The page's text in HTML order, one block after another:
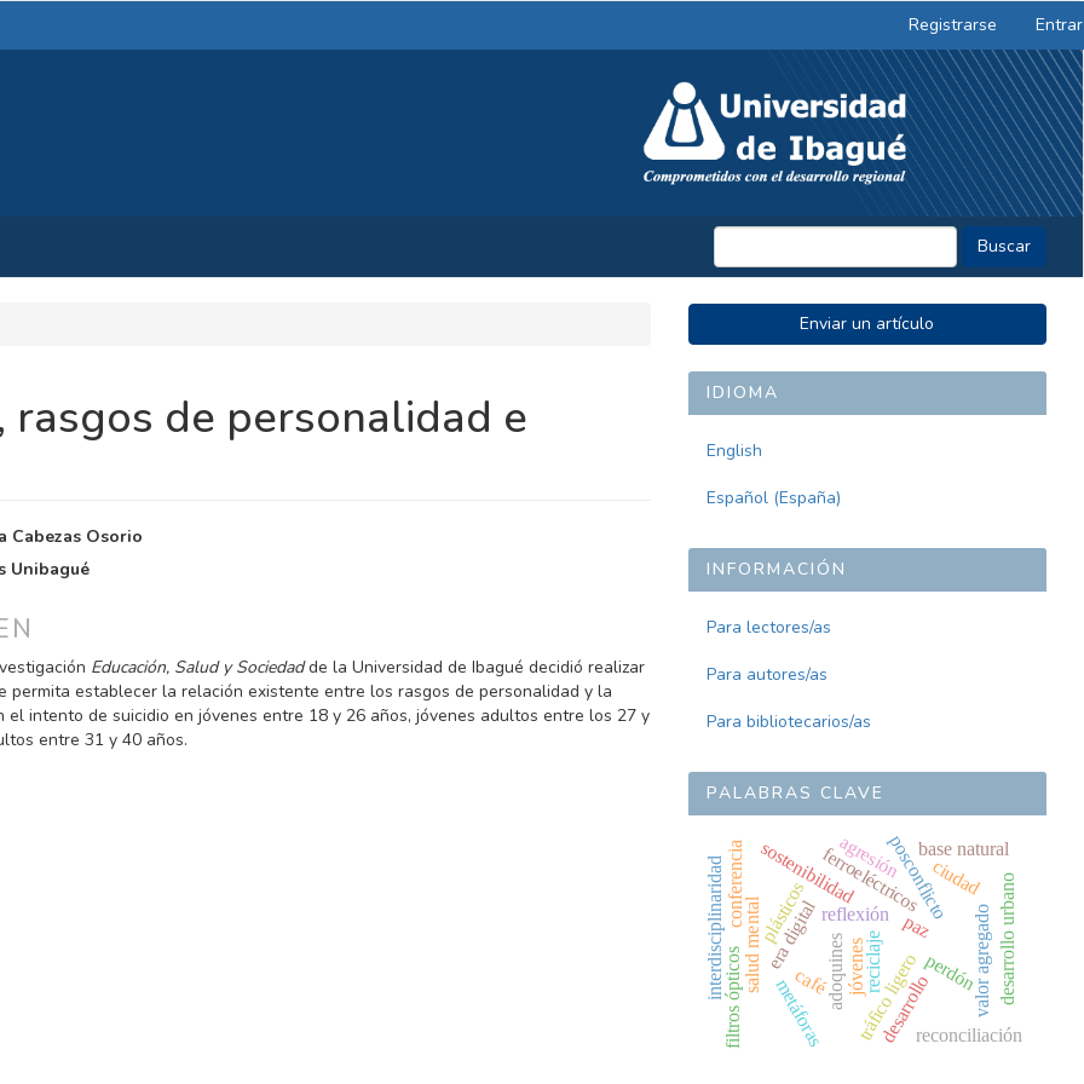
Registrarse Entrar
Buscar
de personalidad e
Cabezas Osorio
Unibagué
Educación, Salud y Sociedadde la Universidad de Ibagué decidió realizar
permita establecer la relación existente entre los rasgos de personalidad y la
el intento de suicidio en jóvenes entre 18 y 26 años, jóvenes adultos entre los 27 y
entre 31 y 40 años.
ENVIAR
UN
ARTÍCULO
Enviar un artículo
IDIOMA
English
Español (España)
INFORMACIÓN
Para lectores/as
Para autores/as
Para bibliotecarios/as
PALABRAS CLAVE
adoquines reciclaje
plásticos
tráfico ligero
paz
posconflicto
café
sostenibilidad
desarrolloperdón
reconciliación
reflexión valor agregado
metáforas
salud mental
filtros ópticos
ferroeléctricos
interdisciplinaridad
base natural
desarrollo urbano
ciudad
era digital
agresión
jóvenes
conferencia